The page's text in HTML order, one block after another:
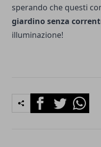
sperando che questi
giardino senza
illuminazione!
FacebookTwitterWhatsapp